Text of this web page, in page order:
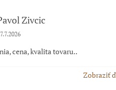
Zivcic
obchodu je 5 z 5
cena, kvalita tovaru..
Zobraziť